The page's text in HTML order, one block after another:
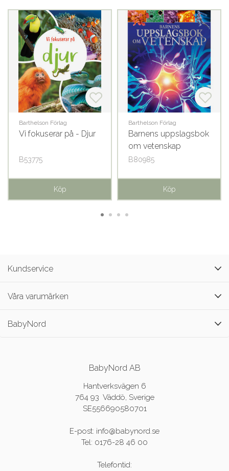
Barthelson Förlag
Vi fokuserar på - Djur
B53775
Köp
Barthelson Förlag
Barnens uppslagsbok
om vetenskap
B80985
Köp
Kundservice
Våra varumärken
BabyNord
BabyNord AB
Hantverksvägen 6
764 93 Väddö, Sverige
SE556690580701
E-post: info@babynord.se
Tel: 0176-28 46 00
Telefontid: